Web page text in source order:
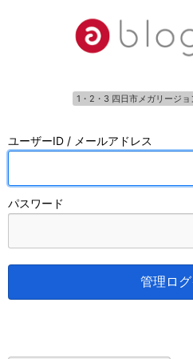
1・2・3 四日市メガリージョ
ユーザーID / メールアドレス
パスワード
管理ロ